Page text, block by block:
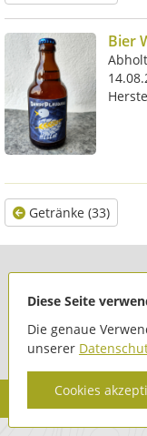
Bier
Getränke (33)
Diese Seite
Die genaue
unserer
Cookies